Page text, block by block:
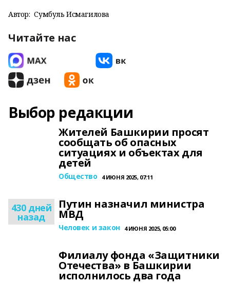
Автор: Сумбуль Исмагилова
Читайте нас
Выбор редакции
Жителей Башкирии просят
сообщать об опасных
ситуациях и объектах для
детей
Общество 4 ИЮНЯ 2025, 07:11
430 дней
назад
Путин назначил министра
МВД
Человек и закон 4 ИЮНЯ 2025, 05:00
Филиалу фонда «Защитники
Отечества» в Башкирии
исполнилось два года